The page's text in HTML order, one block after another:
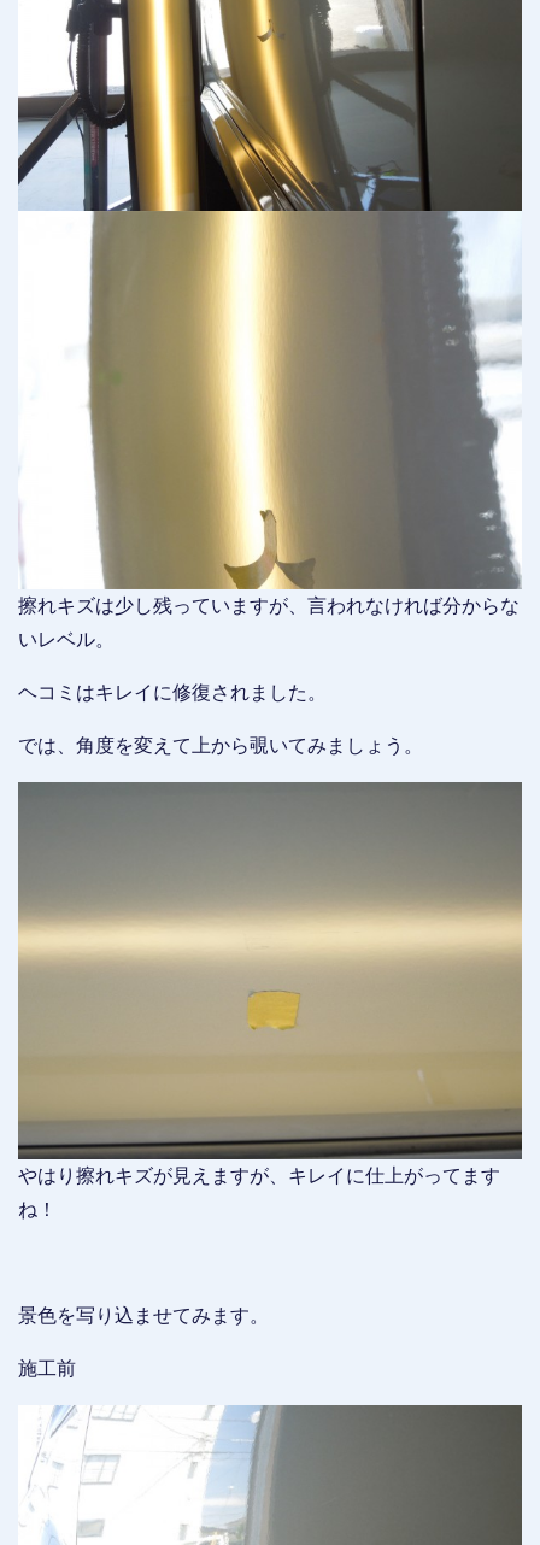
擦れキズは少し残っていますが、言われなければ分からな
いレベル。
ヘコミはキレイに修復されました。
では、角度を変えて上から覗いてみましょう。
やはり擦れキズが見えますが、キレイに仕上がってます
ね！
景色を写り込ませてみます。
施工前